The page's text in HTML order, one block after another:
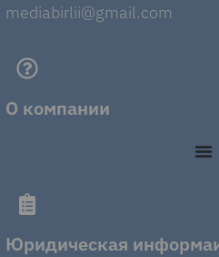
mediabirlii@gmail.com
О компании
Юридическая